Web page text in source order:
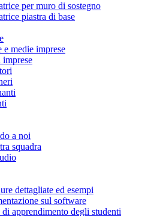
per muro di sostegno
piastra di base
e medie imprese
a noi
squadra
dettagliate ed esempi
sul software
di apprendimento degli studenti